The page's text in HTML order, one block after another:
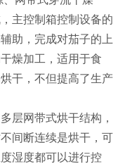
主控制箱控制设备的
助，完成对茄子的上
燥加工，适用于食
干，不但提高了生产
层网带式烘干结构，
间断连续是烘干，可
湿度都可以进行控